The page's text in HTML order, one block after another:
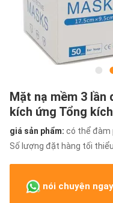
Mặt nạ mềm 3 lần
kích ứng Tổng
giá sản phẩm: có thể đàm
Số lượng đặt hàng tối
nói chuyện ngay